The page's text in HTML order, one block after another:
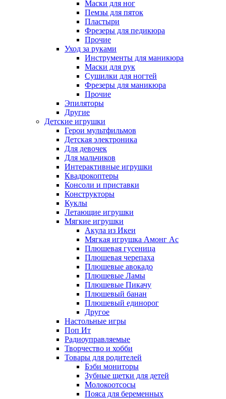
Маски для ног
Пемзы для пяток
Пластыри
Фрезеры для педикюра
Прочие
Уход за руками
Инструменты для маникюра
Маски для рук
Сушилки для ногтей
Фрезеры для маникюра
Прочие
Эпиляторы
Другие
Детские игрушки
Герои мультфильмов
Детская электроника
Для девочек
Для мальчиков
Интерактивные игрушки
Квадрокоптеры
Консоли и приставки
Конструкторы
Куклы
Летающие игрушки
Мягкие игрушки
Акула из Икеи
Мягкая игрушка Амонг Ас
Плюшевая гусеница
Плюшевая черепаха
Плюшевые авокадо
Плюшевые Ламы
Плюшевые Пикачу
Плюшевый банан
Плюшевый единорог
Другое
Настольные игры
Поп Ит
Радиоуправляемые
Творчество и хобби
Товары для родителей
Бэби мониторы
Зубные щетки для детей
Молокоотсосы
Пояса для беременных